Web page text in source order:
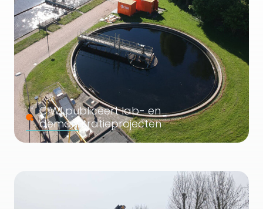
CIWI publiceert lab- en
demonstratieprojecten